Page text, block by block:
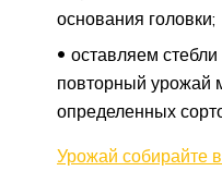
основания головки;
оставляем
повторный урожай
определенных
Урожай собирайте